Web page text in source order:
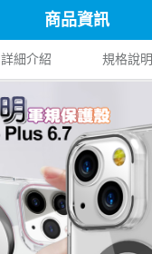
商品資訊
詳細介紹 規格說明